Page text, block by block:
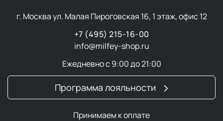
г. Москва ул. Малая Пироговская 16, 1 этаж, офис 12
+7 (495) 215-16-00
info@milfey-shop.ru
Ежедневно с 9:00 до 21:00
Программа лояльности
Принимаем к оплате